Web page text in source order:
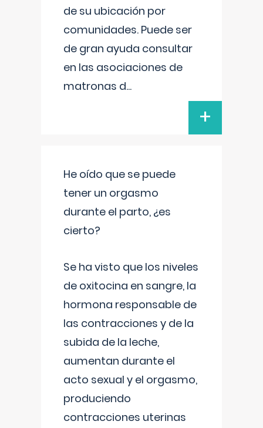
de su ubicación por
comunidades. Puede ser
de gran ayuda consultar
en las asociaciones de
matronas d...
+
He oído que se puede
tener un orgasmo
durante el parto, ¿es
cierto?
Se ha visto que los niveles
de oxitocina en sangre, la
hormona responsable de
las contracciones y de la
subida de la leche,
aumentan durante el
acto sexual y el orgasmo,
produciendo
contracciones uterinas